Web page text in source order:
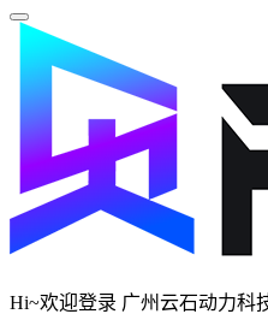
Hi~欢迎登录 广州云石动力科